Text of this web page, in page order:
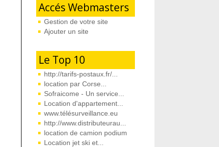
Accés Webmasters
Gestion de votre site
Ajouter un site
Le Top 10
http://tarifs-postaux.fr/...
location par Corse...
Sofraicome - Un service...
Location d'appartement...
www.télésurveillance.eu
http://www.distributeurau...
location de camion podium
Location jet ski et...